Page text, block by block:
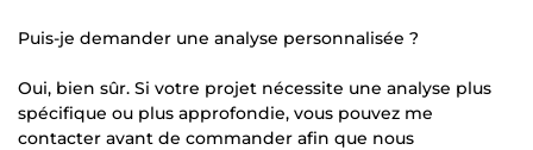
Puis-je demander une analyse personnalisée ?
Oui, bien sûr. Si votre projet nécessite une analyse plus
spécifique ou plus approfondie, vous pouvez me
contacter avant de commander afin que nous